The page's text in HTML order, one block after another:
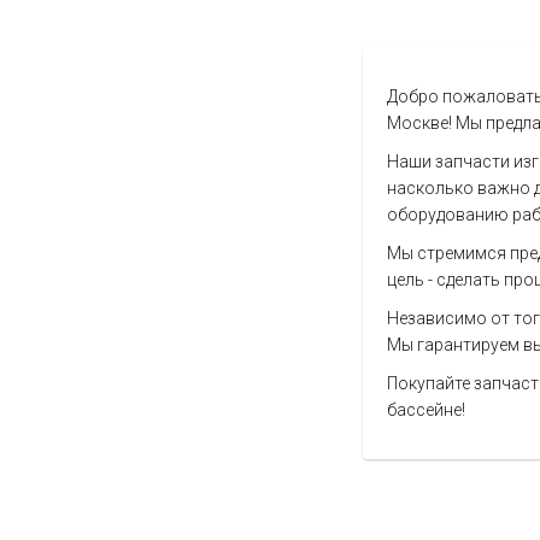
Добро
Москве! Мы
Наши запчасти
насколько важно
оборудованию
Мы стремимся
цель - сделать
Независимо от
Мы гарантируем
Покупайте
бассейне!